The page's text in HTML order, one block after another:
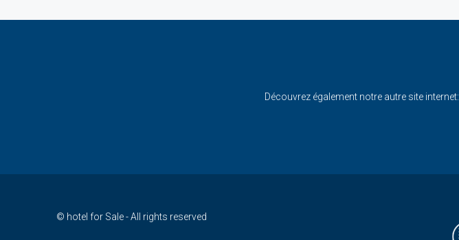
Découvrez également notre autre site internet:
© hotel for Sale - All rights reserved